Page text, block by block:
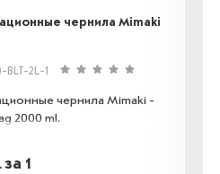
чернила Mimaki
BLT-2L-1
чернила Mimaki -
2000 ml.
за 1